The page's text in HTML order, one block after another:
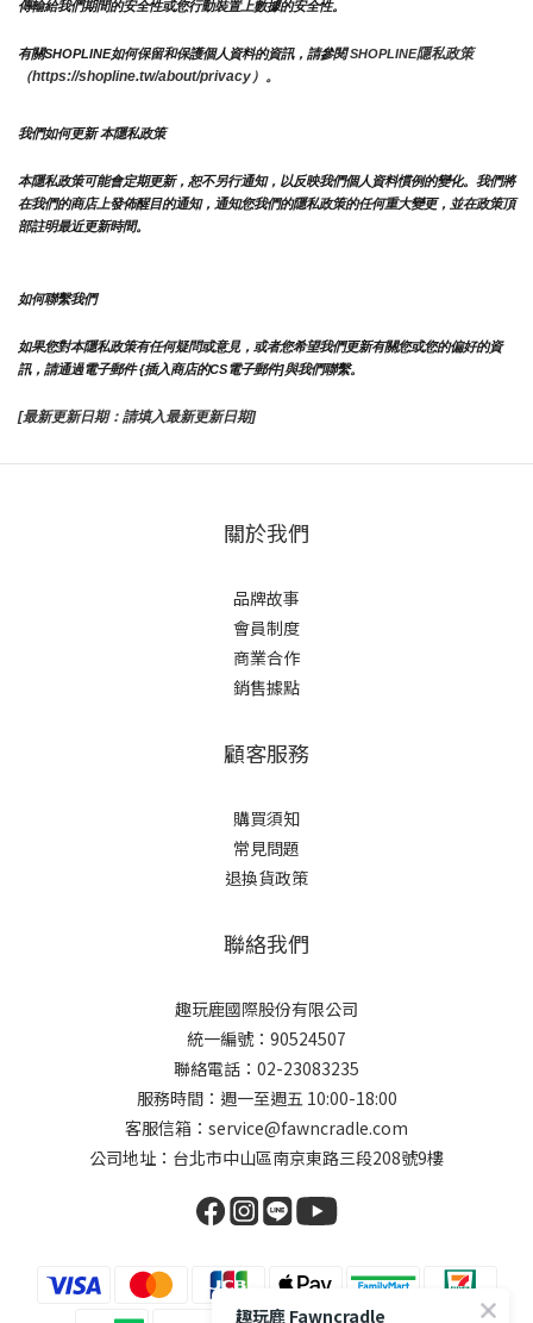
傳輸給我們期間的安全性或您行動裝置上數據的安全性。
有關SHOPLINE如何保留和保護個人資料的資訊，請參閱 SHOPLINE隱私政策
（https://shopline.tw/about/privacy）。
我們如何更新 本隱私政策
本隱私政策可能會定期更新，恕不另行通知，以反映我們個人資料慣例的變化。我們將
在我們的商店上發佈醒目的通知，通知您我們的隱私政策的任何重大變更，並在政策頂
部註明最近更新時間。
如何聯繫我們
如果您對本隱私政策有任何疑問或意見，或者您希望我們更新有關您或您的偏好的資
訊，請通過電子郵件 {插入商店的CS電子郵件]與我們聯繫。
[最新更新日期：請填入最新更新日期]
關於我們
品牌故事
會員制度
商業合作
銷售據點
顧客服務
購買須知
常見問題
退換貨政策
聯絡我們
趣玩鹿國際股份有限公司
統一編號：90524507
聯絡電話：02-23083235
服務時間：週一至週五 10:00-18:00
客服信箱：service@fawncradle.com
公司地址：台北市中山區南京東路三段208號9樓
趣玩鹿 Fawncradle